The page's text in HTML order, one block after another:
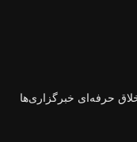
حرفه‌ای خبرگزاری‌ها